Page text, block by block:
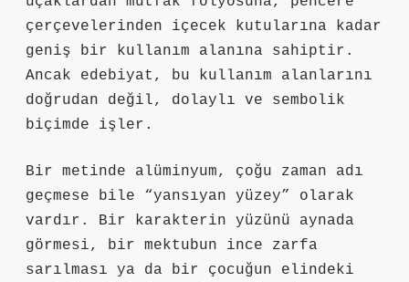
çerçevelerinden içecek kutularına kadar
geniş bir kullanım alanına sahiptir.
Ancak edebiyat, bu kullanım alanlarını
doğrudan değil, dolaylı ve sembolik
biçimde işler.
Bir metinde alüminyum, çoğu zaman adı
geçmese bile “yansıyan yüzey” olarak
vardır. Bir karakterin yüzünü aynada
görmesi, bir mektubun ince zarfa
sarılması ya da bir çocuğun elindeki